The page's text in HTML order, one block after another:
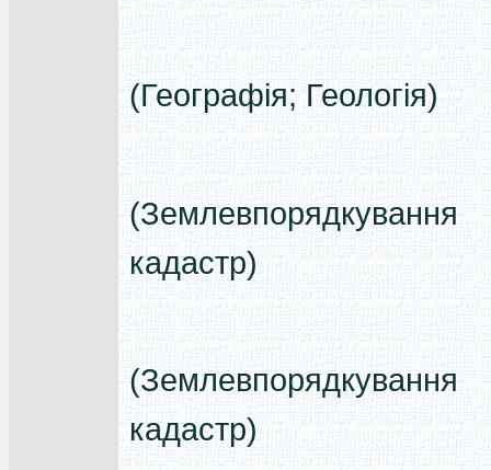
(Географія; Геологія)
кадастр)
кадастр)